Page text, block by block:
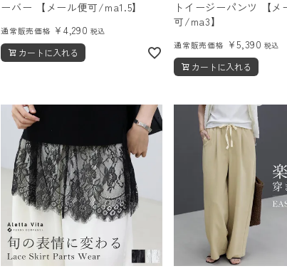
ーバー 【メール便可/ma1.5】
通常販売価格 ¥4,290 税込
カートに入れる
トイージーパンツ 【メ
可/ma3】
通常販売価格 ¥5,390 税込
カートに入れる